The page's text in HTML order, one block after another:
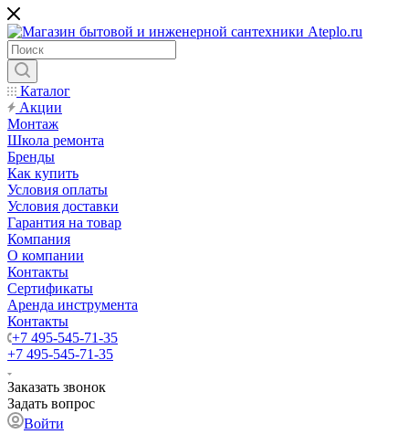
Каталог
Акции
Монтаж
Школа ремонта
Бренды
Как купить
Условия оплаты
Условия доставки
Гарантия на товар
Компания
О компании
Контакты
Сертификаты
Аренда инструмента
Контакты
+7 495-545-71-35
+7 495-545-71-35
Заказать звонок
Задать вопрос
Войти